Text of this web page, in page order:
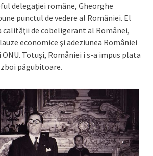
delegaţiei române, Gheorghe
punctul de vedere al României. El
calităţii de cobeligerant al Românei,
economice şi adeziunea României
Totuşi, României i s-a impus plata
păgubitoare.